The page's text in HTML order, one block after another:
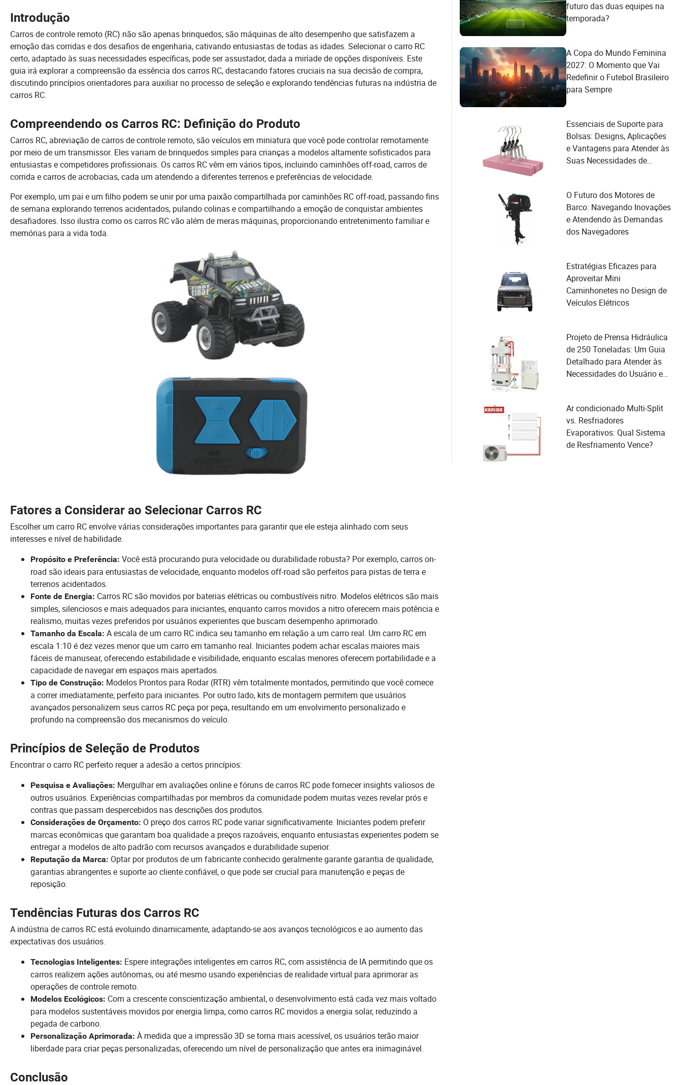
Introdução
Carros de controle remoto (RC) não são apenas brinquedos; são máquinas de alto desempenho que satisfazem a
emoção das corridas e dos desafios de engenharia, cativando entusiastas de todas as idades. Selecionar o carro RC
certo, adaptado às suas necessidades específicas, pode ser assustador, dada a miríade de opções disponíveis. Este
guia irá explorar a compreensão da essência dos carros RC, destacando fatores cruciais na sua decisão de compra,
discutindo princípios orientadores para auxiliar no processo de seleção e explorando tendências futuras na indústria de
carros RC.
Compreendendo os Carros RC: Definição do Produto
Carros RC, abreviação de carros de controle remoto, são veículos em miniatura que você pode controlar remotamente
por meio de um transmissor. Eles variam de brinquedos simples para crianças a modelos altamente sofisticados para
entusiastas e competidores profissionais. Os carros RC vêm em vários tipos, incluindo caminhões off-road, carros de
corrida e carros de acrobacias, cada um atendendo a diferentes terrenos e preferências de velocidade.
Por exemplo, um pai e um filho podem se unir por uma paixão compartilhada por caminhões RC off-road, passando fins
de semana explorando terrenos acidentados, pulando colinas e compartilhando a emoção de conquistar ambientes
desafiadores. Isso ilustra como os carros RC vão além de meras máquinas, proporcionando entretenimento familiar e
memórias para a vida toda.
Fatores a Considerar ao Selecionar Carros RC
Escolher um carro RC envolve várias considerações importantes para garantir que ele esteja alinhado com seus
interesses e nível de habilidade.
Propósito e Preferência: Você está procurando pura velocidade ou durabilidade robusta? Por exemplo, carros on-
road são ideais para entusiastas de velocidade, enquanto modelos off-road são perfeitos para pistas de terra e
terrenos acidentados.
Fonte de Energia: Carros RC são movidos por baterias elétricas ou combustíveis nitro. Modelos elétricos são mais
simples, silenciosos e mais adequados para iniciantes, enquanto carros movidos a nitro oferecem mais potência e
realismo, muitas vezes preferidos por usuários experientes que buscam desempenho aprimorado.
Tamanho da Escala: A escala de um carro RC indica seu tamanho em relação a um carro real. Um carro RC em
escala 1:10 é dez vezes menor que um carro em tamanho real. Iniciantes podem achar escalas maiores mais
fáceis de manusear, oferecendo estabilidade e visibilidade, enquanto escalas menores oferecem portabilidade e a
capacidade de navegar em espaços mais apertados.
Tipo de Construção: Modelos Prontos para Rodar (RTR) vêm totalmente montados, permitindo que você comece
a correr imediatamente; perfeito para iniciantes. Por outro lado, kits de montagem permitem que usuários
avançados personalizem seus carros RC peça por peça, resultando em um envolvimento personalizado e
profundo na compreensão dos mecanismos do veículo.
Princípios de Seleção de Produtos
Encontrar o carro RC perfeito requer a adesão a certos princípios:
Pesquisa e Avaliações: Mergulhar em avaliações online e fóruns de carros RC pode fornecer insights valiosos de
outros usuários. Experiências compartilhadas por membros da comunidade podem muitas vezes revelar prós e
contras que passam despercebidos nas descrições dos produtos.
Considerações de Orçamento: O preço dos carros RC pode variar significativamente. Iniciantes podem preferir
marcas econômicas que garantam boa qualidade a preços razoáveis, enquanto entusiastas experientes podem se
entregar a modelos de alto padrão com recursos avançados e durabilidade superior.
Reputação da Marca: Optar por produtos de um fabricante conhecido geralmente garante garantia de qualidade,
garantias abrangentes e suporte ao cliente confiável, o que pode ser crucial para manutenção e peças de
reposição.
Tendências Futuras dos Carros RC
A indústria de carros RC está evoluindo dinamicamente, adaptando-se aos avanços tecnológicos e ao aumento das
expectativas dos usuários.
Tecnologias Inteligentes: Espere integrações inteligentes em carros RC, com assistência de IA permitindo que os
carros realizem ações autônomas, ou até mesmo usando experiências de realidade virtual para aprimorar as
operações de controle remoto.
Modelos Ecológicos: Com a crescente conscientização ambiental, o desenvolvimento está cada vez mais voltado
para modelos sustentáveis movidos por energia limpa, como carros RC movidos a energia solar, reduzindo a
pegada de carbono.
Personalização Aprimorada: À medida que a impressão 3D se torna mais acessível, os usuários terão maior
liberdade para criar peças personalizadas, oferecendo um nível de personalização que antes era inimaginável.
Conclusão
futuro das duas equipes na
temporada?
A Copa do Mundo Feminina
2027: O Momento que Vai
Redefinir o Futebol Brasileiro
para Sempre
Essenciais de Suporte para
Bolsas: Designs, Aplicações
e Vantagens para Atender às
Suas Necessidades de
O Futuro dos Motores de
Barco: Navegando Inovações
e Atendendo às Demandas
dos Navegadores
Estratégias Eficazes para
Aproveitar Mini
Caminhonetes no Design de
Veículos Elétricos
Projeto de Prensa Hidráulica
de 250 Toneladas: Um Guia
Detalhado para Atender às
Necessidades do Usuário e
Ar condicionado Multi-Split
vs. Resfriadores
Evaporativos: Qual Sistema
de Resfriamento Vence?